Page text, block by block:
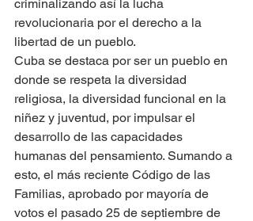
criminalizando así la lucha
revolucionaria por el derecho a la
libertad de un pueblo.
Cuba se destaca por ser un pueblo en
donde se respeta la diversidad
religiosa, la diversidad funcional en la
niñez y juventud, por impulsar el
desarrollo de las capacidades
humanas del pensamiento. Sumando a
esto, el más reciente Código de las
Familias, aprobado por mayoría de
votos el pasado 25 de septiembre de